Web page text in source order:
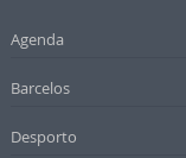
Agenda
Barcelos
Desporto